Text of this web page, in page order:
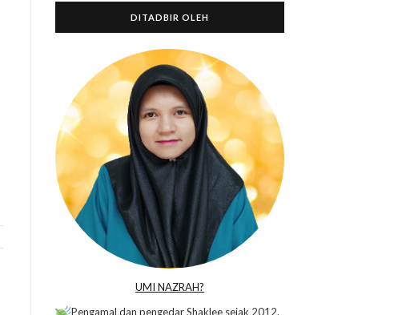
r
DITADBIR OLEH
UMI NAZRAH?
Pengamal dan pengedar Shaklee sejak 2012.